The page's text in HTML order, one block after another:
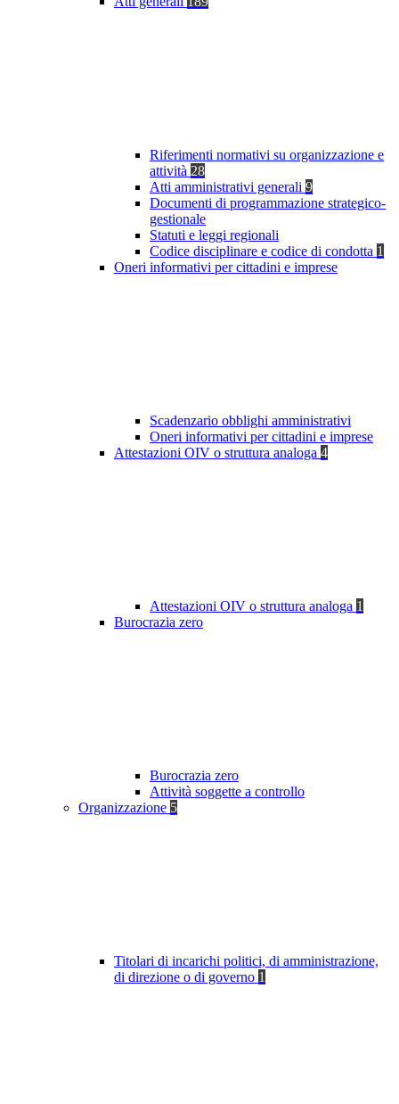
Riferimenti normativi su organizzazione e
attività 28
Atti amministrativi generali 9
Documenti di programmazione strategico-
gestionale
Statuti e leggi regionali
Codice disciplinare e codice di condotta 1
Oneri informativi per cittadini e imprese
Scadenzario obblighi amministrativi
Oneri informativi per cittadini e imprese
Attestazioni OIV o struttura analoga 4
Attestazioni OIV o struttura analoga 1
Burocrazia zero
Burocrazia zero
Attività soggette a controllo
Organizzazione 5
Titolari di incarichi politici, di amministrazione,
di direzione o di governo 1